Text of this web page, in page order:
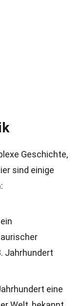
Geschichte,
sind einige
Jahrhundert
eine